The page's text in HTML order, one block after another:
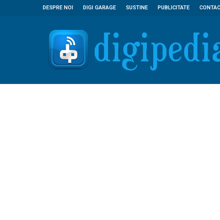
DESPRE NOI DIGI GARAGE SUSTINE PUBLICITATE